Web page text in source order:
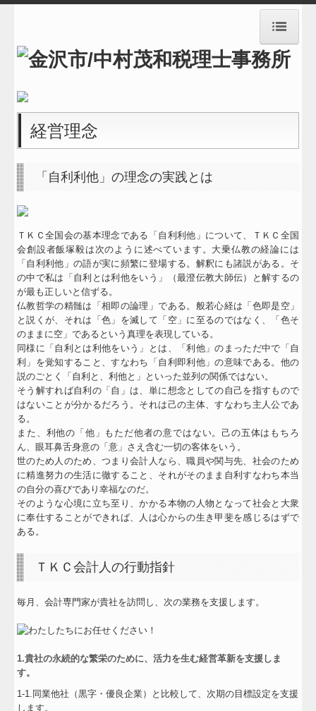
HOME
業務案内
料金案内
メールでのお問い合わせ
お知らせ
交通案内
リンク集
経営者お役立ち情報
TKCシステムQ&A
社長メニューASP版
関与先向け融資商品ご紹介
個人情報の取扱
経営理念
「自利利他」の理念の実践とは
ＴＫＣ全国会の基本理念である「自利利他」について、ＴＫＣ全国
会創設者飯塚毅は次のように述べています。大乗仏教の経論には
「自利利他」の語が実に頻繁に登場する。解釈にも諸説がある。そ
の中で私は「自利とは利他をいう」（最澄伝教大師伝）と解するの
が最も正しいと信ずる。
仏教哲学の精髄は「相即の論理」である。般若心経は「色即是空」
と説くが、それは「色」を滅して「空」に至るのではなく、「色そ
のままに空」であるという真理を表現している。
同様に「自利とは利他をいう」とは、「利他」のまっただ中で「自
利」を覚知すること、すなわち「自利即利他」の意味である。他の
説のごとく「自利と、利他と」といった並列の関係ではない。
そう解すれば自利の「自」は、単に想念としての自己を指すもので
はないことが分かるだろう。それは己の主体、すなわち主人公であ
る。
また、利他の「他」もただ他者の意ではない。己の五体はもちろ
ん、眼耳鼻舌身意の「意」さえ含む一切の客体をいう。
世のため人のため、つまり会計人なら、職員や関与先、社会のため
に精進努力の生活に徹すること、それがそのまま自利すなわち本当
の自分の喜びであり幸福なのだ。
そのような心境に立ち至り、かかる本物の人物となって社会と大衆
に奉仕することができれば、人は心からの生き甲斐を感じるはずで
ある。
ＴＫＣ会計人の行動指針
毎月、会計専門家が貴社を訪問し、次の業務を支援します。
1.貴社の永続的な繁栄のために、活力を生む経営革新を支援しま
す。
1-1.同業他社（黒字・優良企業）と比較して、次期の目標設定を支援
します。